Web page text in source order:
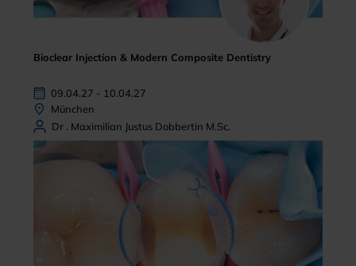
Bioclear Injection & Modern Composite Dentistry
09.04.27 - 10.04.27
München
Dr . Maximilian Justus Dobbertin M.Sc.